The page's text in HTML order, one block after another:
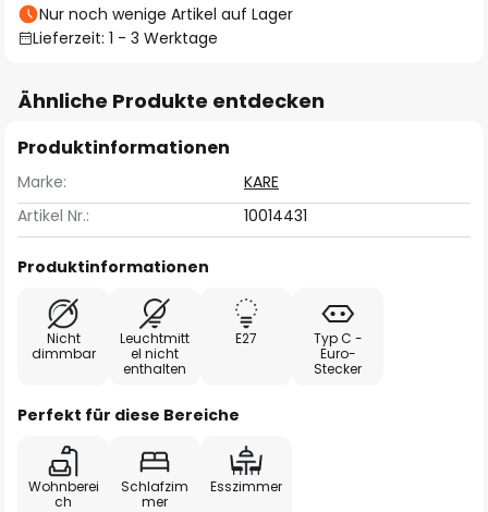
Nur noch wenige Artikel auf Lager
Lieferzeit: 1 - 3 Werktage
Ähnliche Produkte entdecken
Produktinformationen
Marke:
KARE
Artikel Nr.:
10014431
Produktinformationen
Nicht
dimmbar
Leuchtmitt
el nicht
enthalten
E27
Typ C -
Euro-
Stecker
Perfekt für diese Bereiche
Wohnberei
ch
Schlafzim
mer
Esszimmer